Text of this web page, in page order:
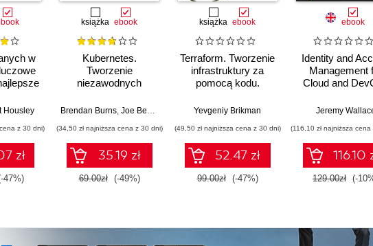
w
Housley
z 30 dni)
zł
47%)
książka ebook
Kubernetes.
Tworzenie
niezawodnych
rozproszonych.
Brendan Burns, Joe Beda Kelsey Hightower, Lachlan Evenson
(34,50 zł najniższa cena z 30 dni)
35.19 zł
69.00zł (-49%)
książka ebook
Terraform. Tworzenie
infrastruktury za
pomocą kodu.
Yevgeniy Brikman
(49,50 zł najniższa cena z 30 dni)
52.47 zł
99.00zł (-47%)
ebook
Identity and
Management
Cloud and
and automate
strategies
Azure, AWS,
GCP
Jeremy
(116,10 zł najniższa
116.10
129.00zł (-